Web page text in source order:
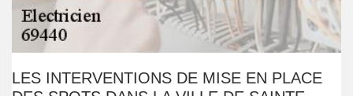
LES INTERVENTIONS DE MISE EN PLACE